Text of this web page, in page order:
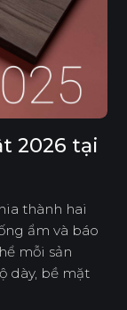
2026 tại
thành hai
ẩm và báo
mỗi sản
dày, bề mặt